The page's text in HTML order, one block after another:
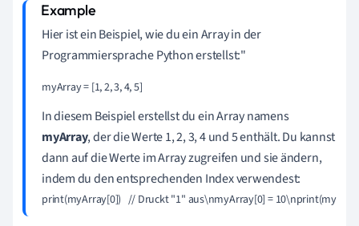
Hier ist ein Beispiel, wie du ein Array in der
Programmiersprache Python erstellst:"
myArray = [1, 2, 3, 4, 5]
In diesem Beispiel erstellst du ein Array namens
myArray, der die Werte 1, 2, 3, 4 und 5 enthält. Du kannst
dann auf die Werte im Array zugreifen und sie ändern,
indem du den entsprechenden Index verwendest:
print(myArray[0])   // Druckt "1" aus\nmyArray[0] =